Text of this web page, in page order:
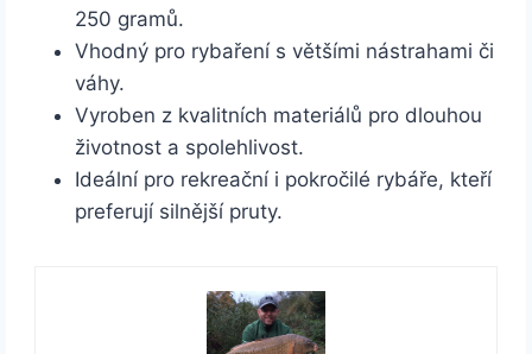
250 gramů.
Vhodný pro rybaření s většími nástrahami či
váhy.
Vyroben z kvalitních materiálů pro dlouhou
životnost a spolehlivost.
Ideální pro rekreační i pokročilé rybáře, kteří
preferují silnější pruty.